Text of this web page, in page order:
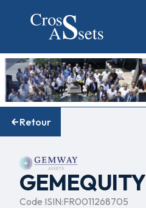
Retour
GEMEQUITY
Code ISIN:FR0011268705